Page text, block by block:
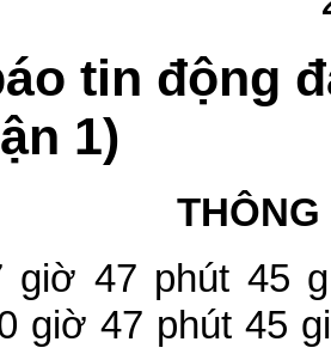
tin động
1)
giờ 47 phút 45
giờ 47 phút 45